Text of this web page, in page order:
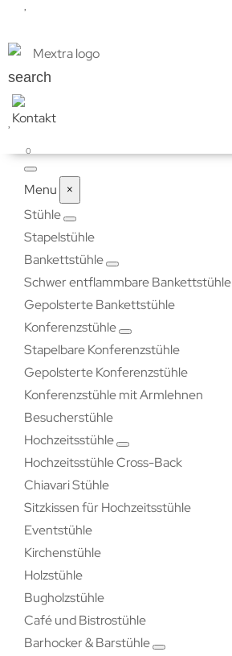
search
0
Menu
×
Stühle
Stapelstühle
Bankettstühle
Schwer entflammbare Bankettstühle
Gepolsterte Bankettstühle
Konferenzstühle
Stapelbare Konferenzstühle
Gepolsterte Konferenzstühle
Konferenzstühle mit Armlehnen
Besucherstühle
Hochzeitsstühle
Hochzeitsstühle Cross-Back
Chiavari Stühle
Sitzkissen für Hochzeitsstühle
Eventstühle
Kirchenstühle
Holzstühle
Bugholzstühle
Café und Bistrostühle
Barhocker & Barstühle